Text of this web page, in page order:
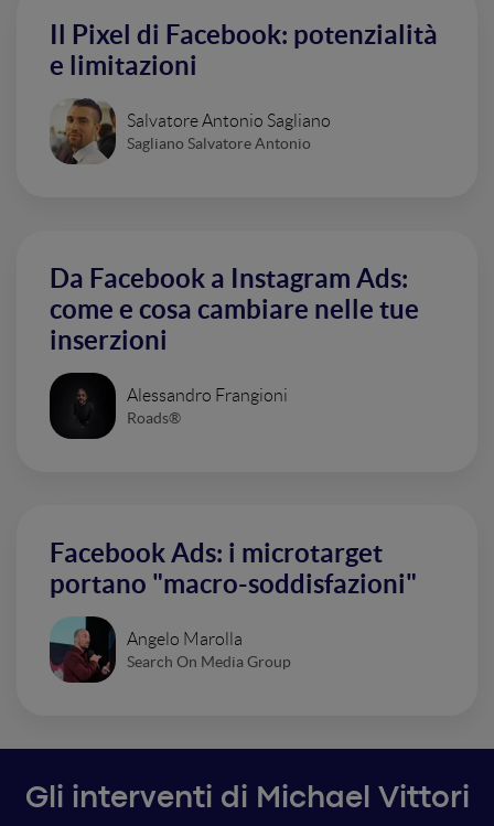
Il Pixel di Facebook: potenzialità
e limitazioni
Salvatore Antonio Sagliano
Sagliano Salvatore Antonio
Da Facebook a Instagram Ads:
come e cosa cambiare nelle tue
inserzioni
Alessandro Frangioni
Roads®
Facebook Ads: i microtarget
portano "macro-soddisfazioni"
Angelo Marolla
Search On Media Group
Gli interventi di Michael Vittori